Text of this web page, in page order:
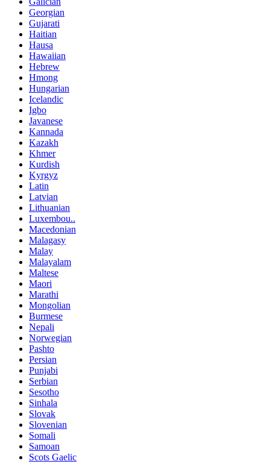
Georgian
Gujarati
Haitian
Hausa
Hawaiian
Hebrew
Hmong
Hungarian
Icelandic
Igbo
Javanese
Kannada
Kazakh
Khmer
Kurdish
Kyrgyz
Latin
Latvian
Lithuanian
Luxembou..
Macedonian
Malagasy
Malay
Malayalam
Maltese
Maori
Marathi
Mongolian
Burmese
Nepali
Norwegian
Pashto
Persian
Punjabi
Serbian
Sesotho
Sinhala
Slovak
Slovenian
Somali
Samoan
Scots Gaelic